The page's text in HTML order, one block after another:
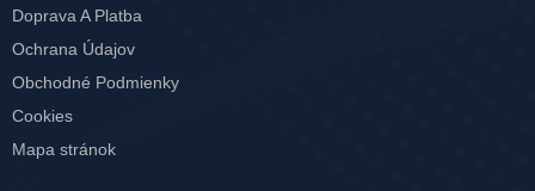
Doprava A Platba
Ochrana Údajov
Obchodné Podmienky
Cookies
Mapa stránok